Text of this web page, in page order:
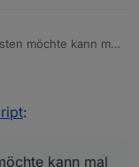
möchte kann mal
hinzugefügt.
pro WLAN! Setzen
:
kann mal